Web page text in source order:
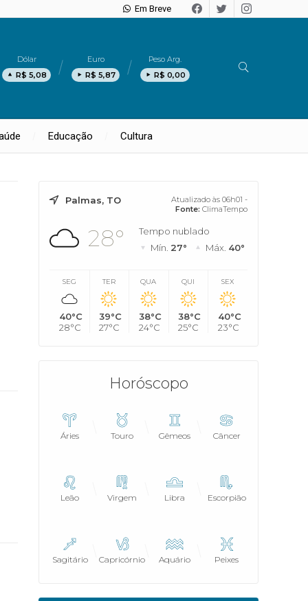
Em Breve
Dólar
R$ 5,08
Euro
R$ 5,87
Peso Arg.
R$ 0,00
Educação Cultura
Palmas, TO
Atualizado às 06h01 -
Fonte: ClimaTempo
28°
Tempo nublado
Mín. 27° Máx. 40°
SEG
40°C
28°C
TER
39°C
27°C
QUA
38°C
24°C
QUI
38°C
25°C
SEX
40°C
23°C
Horóscopo
Áries Touro Gêmeos Câncer
Leão Virgem Libra Escorpião
Sagitário Capricórnio Aquário Peixes